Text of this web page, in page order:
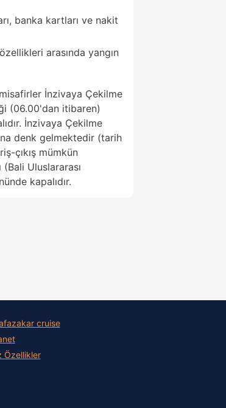
banka kartları ve nakit
arasında yangın
İnzivaya Çekilme
(06.00'dan itibaren)
İnzivaya Çekilme
denk gelmektedir (tarih
çıkış mümkün
Uluslararası
kapalıdır.
сruise
Özellikler